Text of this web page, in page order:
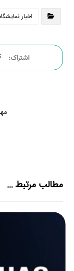
اخبار
مطالب مرتبط ...